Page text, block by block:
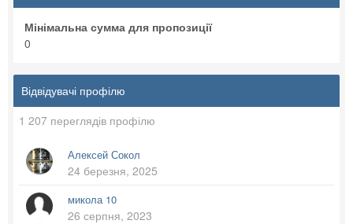
Мінімальна сумма для пропозиції
0
Відвідувачі профілю
1 207 переглядів профілю
Алексей Сокол
24 березня, 2025
микола 10
26 серпня, 2023